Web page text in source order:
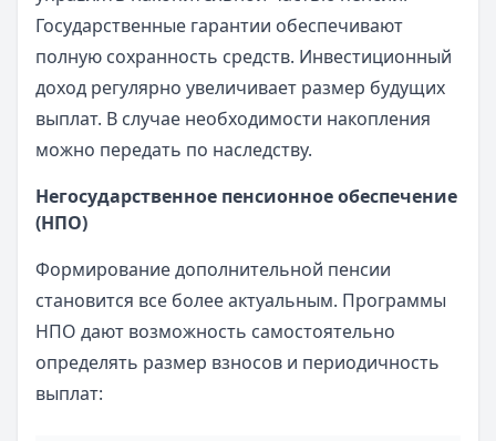
Государственные гарантии обеспечивают
полную сохранность средств. Инвестиционный
доход регулярно увеличивает размер будущих
выплат. В случае необходимости накопления
можно передать по наследству.
Негосударственное пенсионное обеспечение
(НПО)
Формирование дополнительной пенсии
становится все более актуальным. Программы
НПО дают возможность самостоятельно
определять размер взносов и периодичность
выплат: